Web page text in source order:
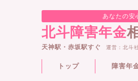
あなたの安
北斗障害年金
天神駅・赤坂駅すぐ 運営：北斗
トップ 障害年